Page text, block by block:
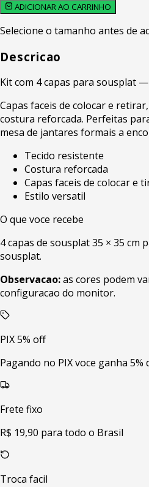
ADICIONAR AO CARRINHO
Selecione o tamanho antes de
Descricao
Kit com 4 capas para sousplat —
Capas faceis de colocar e
costura reforcada. Perfeitas
mesa de jantares formais a
Tecido resistente
Costura reforcada
Capas faceis de colocar e
Estilo versatil
O que voce recebe
4 capas de sousplat 35 × 35 cm
sousplat.
Observacao:as cores podem
configuracao do monitor.
PIX 5% off
Pagando no PIX voce ganha 5%
Frete fixo
R$ 19,90 para todo o Brasil
Troca facil